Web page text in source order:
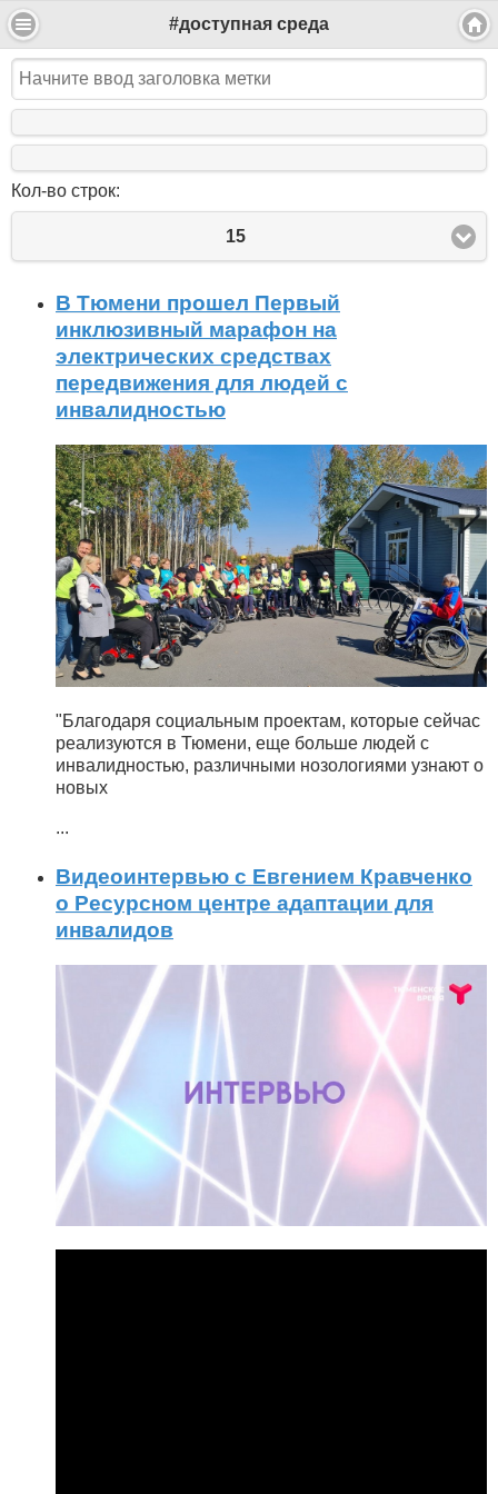
#доступная среда
Кол-во строк:
15
В Тюмени прошел Первый
инклюзивный марафон на
электрических средствах
передвижения для людей с
инвалидностью
"Благодаря социальным проектам, которые сейчас
реализуются в Тюмени, еще больше людей с
инвалидностью, различными нозологиями узнают о
новых
...
Видеоинтервью с Евгением Кравченко
о Ресурсном центре адаптации для
инвалидов